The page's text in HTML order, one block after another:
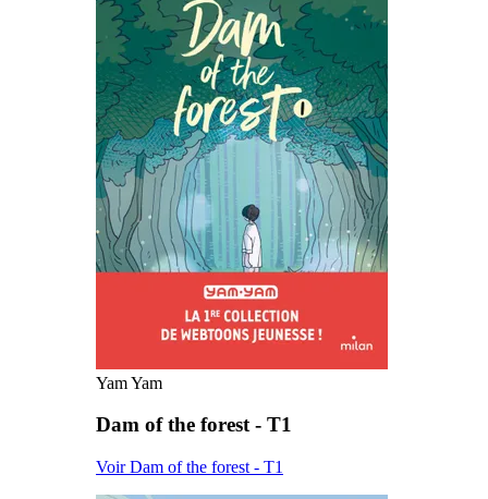
Yam Yam
Dam of the forest - T1
Voir Dam of the forest - T1